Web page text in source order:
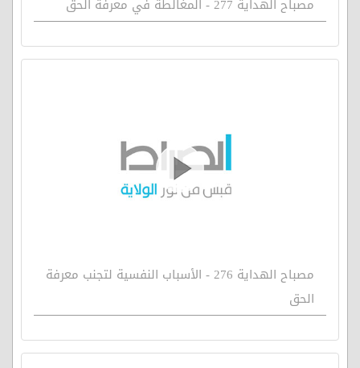
مصباح الهداية 277 - المغالطة في معرفة الحق
مصباح الهداية 276 - الأسباب النفسية لتجنب معرفة
الحق